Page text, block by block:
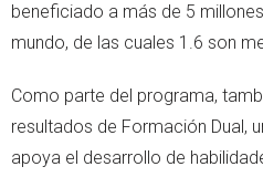
beneficiado a más de 5
mundo, de las cuales 1.6 son
Como parte del programa,
resultados de Formación Dual,
apoya el desarrollo de